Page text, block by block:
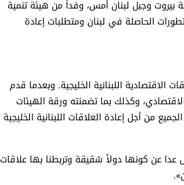
بيروت وجبل لبنان أمس، وفداً من هيئة تنمية
الحاصلة في لبنان ومتطلبات إعادة
الاقتصادية اللبنانية الخليجية. وبعدما قدم
وكذلك بما تضمنته ورقة الهيئات
من أجل إعادة العلاقات اللبنانية الخليجية
عدا عن كونها دولاً شقيقة وتربطنا بها علاقات